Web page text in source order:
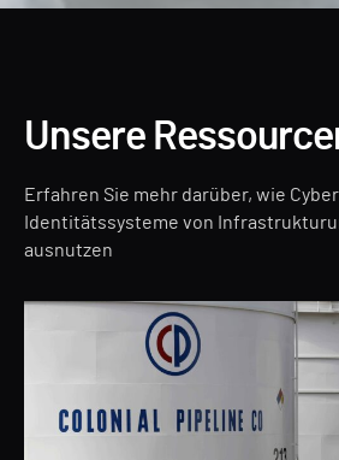
Unsere
Erfahren Sie mehr darüber, wie
Identitätssysteme von
ausnutzen